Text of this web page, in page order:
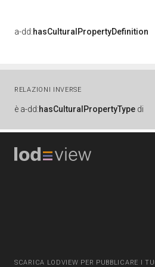
a-dd:hasCulturalPropertyDefinition
RELAZIONI INVERSE
è a-dd:hasCulturalPropertyType di
SCARICA LODVIEW PER PUBBLICARE I